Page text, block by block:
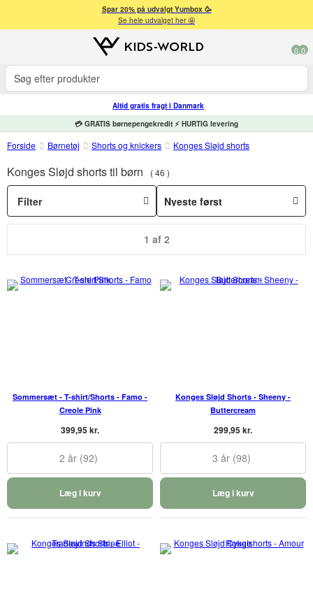
Spar 20% på udvalgt Yumbox 🥳
Se hele udvalget her 🤩
0 0
Altid gratis fragt i Danmark
💳 GRATIS børnepengekredit ⚡ HURTIG levering
Forside Børnetøj Shorts og knickers Konges Sløjd shorts
Konges Sløjd shorts til børn 46
Filter
1 af 2
Sommersæt - T-shirt/Shorts - Famo -
Creole Pink
399,95 kr.
2 år (92)
Læg i kurv
Konges Sløjd Shorts - Sheeny -
Buttercream
299,95 kr.
3 år (98)
Læg i kurv